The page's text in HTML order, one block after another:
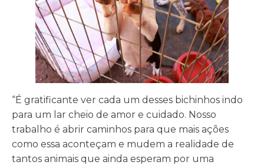
“É gratificante ver cada um desses bichinhos indo
para um lar cheio de amor e cuidado. Nosso
trabalho é abrir caminhos para que mais ações
como essa aconteçam e mudem a realidade de
tantos animais que ainda esperam por uma